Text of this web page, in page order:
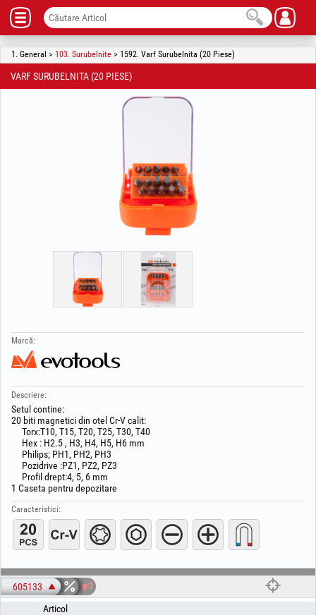
1. General > 103. Surubelnite > 1592. Varf Surubelnita (20 Piese)
VARF SURUBELNITA (20 PIESE)
Marcă:
Descriere:
Setul contine:
20 biti magnetici din otel Cr-V calit:
Torx:T10, T15, T20, T25, T30, T40
Hex : H2.5 , H3, H4, H5, H6 mm
Philips; PH1, PH2, PH3
Pozidrive :PZ1, PZ2, PZ3
Profil drept:4, 5, 6 mm
1 Caseta pentru depozitare
Caracteristici:
605133
Articol